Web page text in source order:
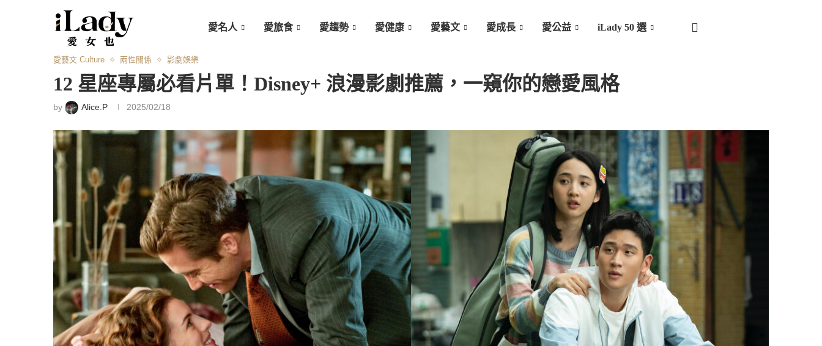
愛名人 愛旅食 愛趨勢 愛健康 愛藝文 愛成長 愛公益 iLady 50 選
愛藝文 Culture 兩性關係 影劇娛樂
12 星座專屬必看片單！Disney+ 浪漫影劇推薦，一窺你的戀愛風格
by Alice.P 2025/02/18